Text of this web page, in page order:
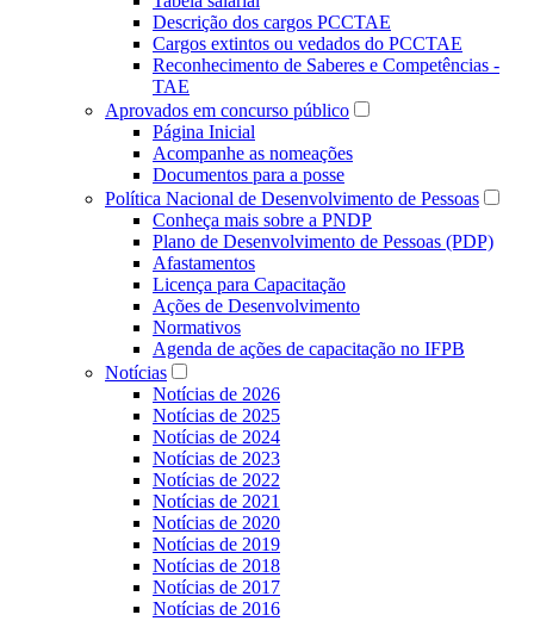
Descrição dos cargos PCCTAE
Cargos extintos ou vedados do PCCTAE
Reconhecimento de Saberes e Competências -
TAE
Aprovados em concurso público
Página Inicial
Acompanhe as nomeações
Documentos para a posse
Política Nacional de Desenvolvimento de Pessoas
Conheça mais sobre a PNDP
Plano de Desenvolvimento de Pessoas (PDP)
Afastamentos
Licença para Capacitação
Ações de Desenvolvimento
Normativos
Agenda de ações de capacitação no IFPB
Notícias
Notícias de 2026
Notícias de 2025
Notícias de 2024
Notícias de 2023
Notícias de 2022
Notícias de 2021
Notícias de 2020
Notícias de 2019
Notícias de 2018
Notícias de 2017
Notícias de 2016